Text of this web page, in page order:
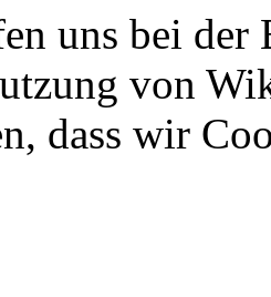
uns bei
von
dass wir